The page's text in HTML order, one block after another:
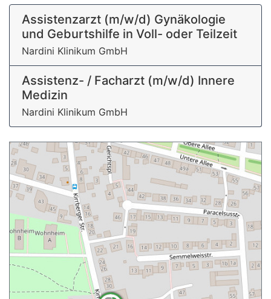
Assistenzarzt (m/w/d) Gynäkologie
und Geburtshilfe in Voll- oder Teilzeit
Nardini Klinikum GmbH
Assistenz- / Facharzt (m/w/d) Innere
Medizin
Nardini Klinikum GmbH